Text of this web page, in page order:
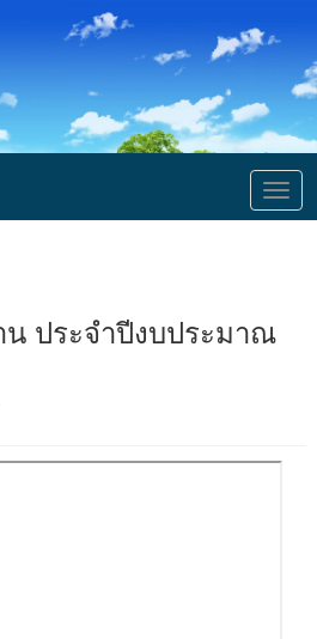
น ประจำปีงบประมาณ